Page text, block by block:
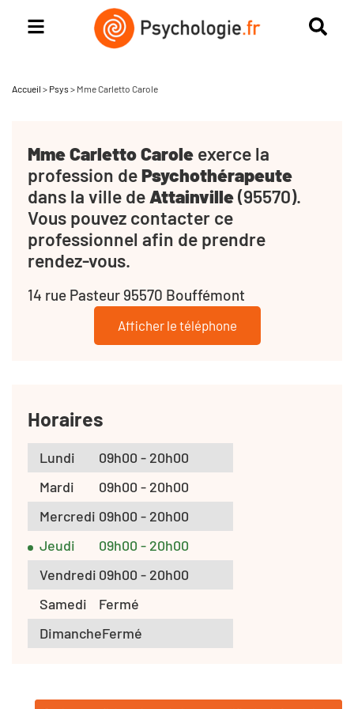
Accueil > Psys > Mme Carletto Carole
Mme Carletto Carole exerce la
profession dePsychothérapeute
dans la ville deAttainville(95570).
Vous pouvez contacter ce
professionnel afin de prendre
rendez-vous.
14 rue Pasteur 95570 Bouffémont
Afficher le téléphone
Horaires
Lundi
09h00 - 20h00
Mardi
09h00 - 20h00
Mercredi 09h00 - 20h00
Jeudi
09h00 - 20h00
Vendredi 09h00 - 20h00
Samedi
Fermé
DimancheFermé